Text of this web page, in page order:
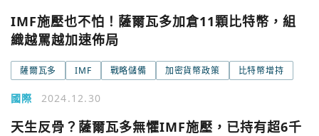
IMF施壓也不怕！薩爾瓦多加倉11顆比特幣，組
織越罵越加速佈局
薩爾瓦多 IMF 戰略儲備 加密貨幣政策 比特幣增持
國際 2024.12.30
天生反骨？薩爾瓦多無懼IMF施壓，已持有超6千